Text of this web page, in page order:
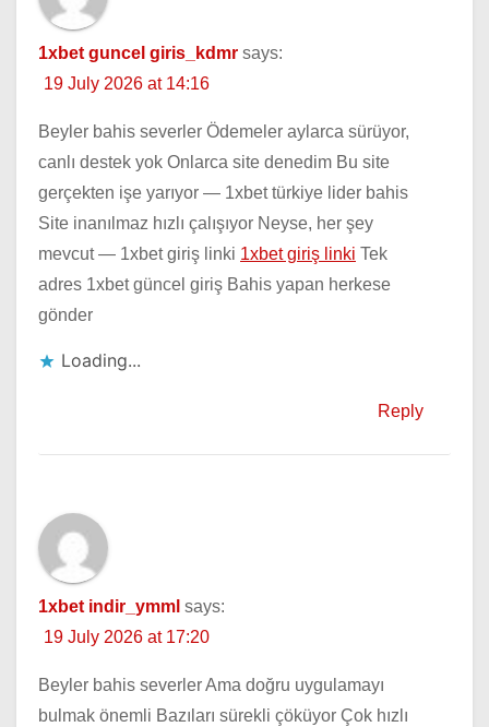
1xbet guncel giris_kdmr says:
19 July 2026 at 14:16
Beyler bahis severler Ödemeler aylarca sürüyor,
canlı destek yok Onlarca site denedim Bu site
gerçekten işe yarıyor — 1xbet türkiye lider bahis
Site inanılmaz hızlı çalışıyor Neyse, her şey
mevcut — 1xbet giriş linki 1xbet giriş linki Tek
adres 1xbet güncel giriş Bahis yapan herkese
gönder
Loading...
Reply
1xbet indir_ymml says:
19 July 2026 at 17:20
Beyler bahis severler Ama doğru uygulamayı
bulmak önemli Bazıları sürekli çöküyor Çok hızlı